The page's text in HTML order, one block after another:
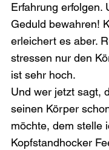
Erfahrung erfolgen.
Geduld bewahren!
erleichert es aber.
stressen nur den
ist sehr hoch.
Und wer jetzt sagt,
seinen Körper
möchte, dem stelle
Kopfstandhocker